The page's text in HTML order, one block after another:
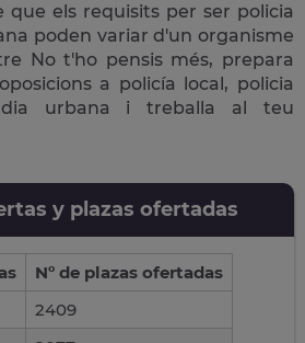
els requisits per ser policia
poden variar d'un organisme
No t'ho pensis més, prepara
a policía local, policia
urbana i treballa al teu
y plazas ofertadas
Nº de plazas ofertadas
2409